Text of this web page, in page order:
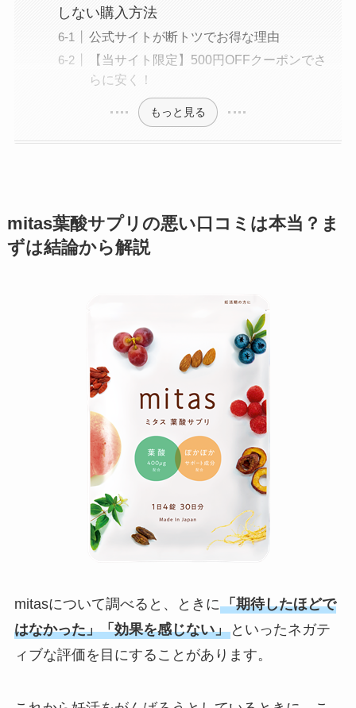
しない購入方法
公式サイトが断トツでお得な理由
【当サイト限定】500円OFFクーポンでさ
らに安く！
もっと見る
mitas葉酸サプリの悪い口コミは本当？ま
ずは結論から解説
mitasについて調べると、ときに「期待したほどで
はなかった」「効果を感じない」といったネガテ
ィブな評価を目にすることがあります。